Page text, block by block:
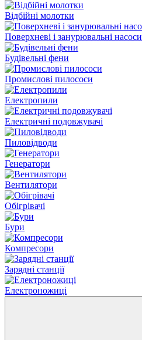
Відбійні молотки
Поверхневі і занурювальні насоси
Будівельні фени
Промислові пилососи
Електропили
Електричні подовжувачі
Пиловідводи
Генератори
Вентилятори
Обігрівачі
Бури
Компресори
Зарядні станції
Електроножиці